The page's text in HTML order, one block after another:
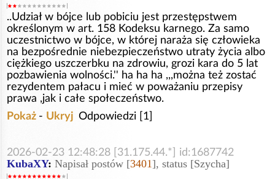
..Udział w bójce lub pobiciu jest przestępstwem
określonym w art. 158 Kodeksu karnego. Za samo
uczestnictwo w bójce, w której naraża się człowieka
na bezpośrednie niebezpieczeństwo utraty życia albo
ciężkiego uszczerbku na zdrowiu, grozi kara do 5 lat
pozbawienia wolności.'' ha ha ha ,,,można też zostać
rezydentem pałacu i mieć w poważaniu przepisy
prawa ,jak i całe społeczeństwo.
Pokaż - Ukryj Odpowiedzi [1]
2026-02-23 12:48:28 [31.175.44.*] id:1687742
KubaXY: Napisał postów [3401], status [Szycha]